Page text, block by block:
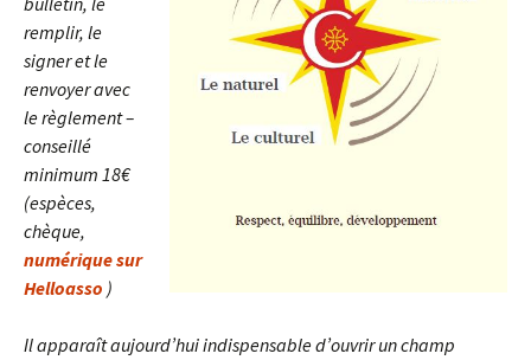
remplir, le
signer et le
renvoyer avec
le règlement –
conseillé
minimum 18€
(espèces,
chèque,
numérique sur
Helloasso )
Il apparaît aujourd’hui indispensable d’ouvrir un champ